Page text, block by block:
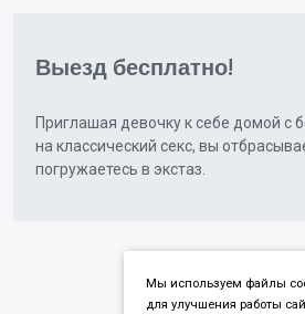
Выезд бесплатно!
Приглашая девочку к себе домой с
на классический секс, вы
погружаетесь в экстаз.
Мы используем файлы
для улучшения работы